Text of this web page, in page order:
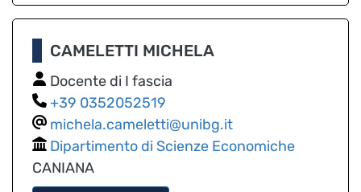
CAMELETTI MICHELA
Docente di I fascia
0352052519
michela.cameletti@unibg.it
Dipartimento di Scienze Economiche
CANIANA